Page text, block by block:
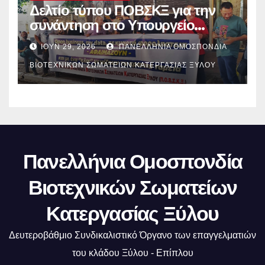
Δελτίο τύπου ΠΟΒΣΚΞ για την
συνάντηση στο Υπουργείο
Ανάπτυξης.
ΙΟΎΝ 29, 2026 ΠΑΝΕΛΛΉΝΙΑ ΟΜΟΣΠΟΝΔΊΑ
ΒΙΟΤΕΧΝΙΚΏΝ ΣΩΜΑΤΕΊΩΝ ΚΑΤΕΡΓΑΣΊΑΣ ΞΎΛΟΥ
Πανελλήνια Ομοσπονδία
Βιοτεχνικών Σωματείων
Κατεργασίας Ξύλου
Δευτεροβάθμιο Συνδικαλιστικό Όργανο των επαγγελματιών
του κλάδου Ξύλου - Επίπλου